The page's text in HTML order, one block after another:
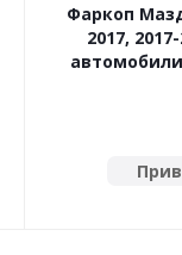
Фаркоп
2017,